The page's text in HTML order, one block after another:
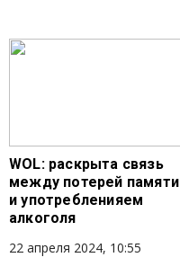
WOL: раскрыта связь
между потерей памяти
и употребленияем
алкоголя
22 апреля 2024, 10:55